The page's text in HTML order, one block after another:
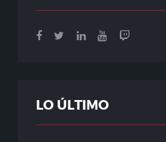
LO ÚLTIMO